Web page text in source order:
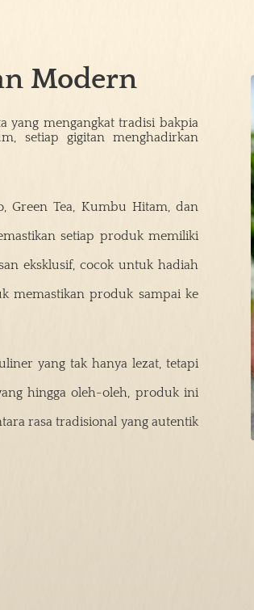
Modern
yang mengangkat tradisi bakpia
setiap gigitan menghadirkan
Green Tea, Kumbu Hitam, dan
setiap produk memiliki
eksklusif, cocok untuk hadiah
memastikan produk sampai ke
yang tak hanya lezat, tetapi
hingga oleh-oleh, produk ini
rasa tradisional yang autentik